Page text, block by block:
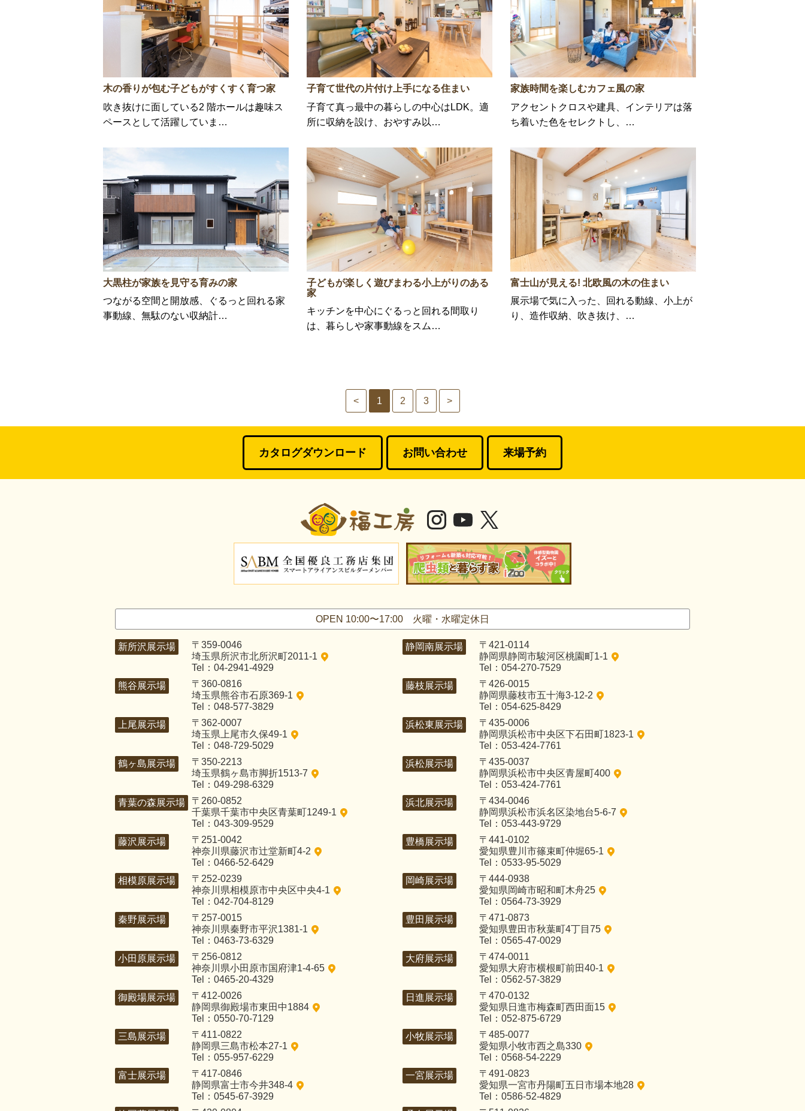
木の香りが包む子どもがすくすく育つ家
吹き抜けに面している2 階ホールは趣味ス
ペースとして活躍していま…
子育て世代の片付け上手になる住まい
子育て真っ最中の暮らしの中心はLDK。適
所に収納を設け、おやすみ以…
家族時間を楽しむカフェ風の家
アクセントクロスや建具、インテリアは落
ち着いた色をセレクトし、…
大黒柱が家族を見守る育みの家
つながる空間と開放感、ぐるっと回れる家
事動線、無駄のない収納計…
子どもが楽しく遊びまわる小上がりのある
家
キッチンを中心にぐるっと回れる間取り
は、暮らしや家事動線をスム…
富士山が見える! 北欧風の木の住まい
展示場で気に入った、回れる動線、小上が
り、造作収納、吹き抜け、…
< 1 2 3 >
カタログダウンロード お問い合わせ 来場予約
OPEN 10:00〜17:00 火曜・水曜定休日
新所沢展示場
〒359-0046
埼玉県所沢市北所沢町2011-1
Tel：04-2941-4929
熊谷展示場
〒360-0816
埼玉県熊谷市石原369-1
Tel：048-577-3829
上尾展示場
〒362-0007
埼玉県上尾市久保49-1
Tel：048-729-5029
鶴ヶ島展示場
〒350-2213
埼玉県鶴ヶ島市脚折1513-7
Tel：049-298-6329
青葉の森展示場
〒260-0852
千葉県千葉市中央区青葉町1249-1
Tel：043-309-9529
藤沢展示場
〒251-0042
神奈川県藤沢市辻堂新町4-2
Tel：0466-52-6429
相模原展示場
〒252-0239
神奈川県相模原市中央区中央4-1
Tel：042-704-8129
秦野展示場
〒257-0015
神奈川県秦野市平沢1381-1
Tel：0463-73-6329
小田原展示場
〒256-0812
神奈川県小田原市国府津1-4-65
Tel：0465-20-4329
御殿場展示場
〒412-0026
静岡県御殿場市東田中1884
Tel：0550-70-7129
三島展示場
〒411-0822
静岡県三島市松本27-1
Tel：055-957-6229
富士展示場
〒417-0846
静岡県富士市今井348-4
Tel：0545-67-3929
静岡南展示場
〒421-0114
静岡県静岡市駿河区桃園町1-1
Tel：054-270-7529
藤枝展示場
〒426-0015
静岡県藤枝市五十海3-12-2
Tel：054-625-8429
浜松東展示場
〒435-0006
静岡県浜松市中央区下石田町1823-1
Tel：053-424-7761
浜松展示場
〒435-0037
静岡県浜松市中央区青屋町400
Tel：053-424-7761
浜北展示場
〒434-0046
静岡県浜松市浜名区染地台5-6-7
Tel：053-443-9729
豊橋展示場
〒441-0102
愛知県豊川市篠束町仲堀65-1
Tel：0533-95-5029
岡崎展示場
〒444-0938
愛知県岡崎市昭和町木舟25
Tel：0564-73-3929
豊田展示場
〒471-0873
愛知県豊田市秋葉町4丁目75
Tel：0565-47-0029
大府展示場
〒474-0011
愛知県大府市横根町前田40-1
Tel：0562-57-3829
日進展示場
〒470-0132
愛知県日進市梅森町西田面15
Tel：052-875-6729
小牧展示場
〒485-0077
愛知県小牧市西之島330
Tel：0568-54-2229
一宮展示場
〒491-0823
愛知県一宮市丹陽町五日市場本地28
Tel：0586-52-4829